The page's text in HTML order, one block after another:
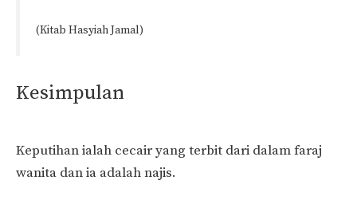
(Kitab Hasyiah Jamal)
Kesimpulan
Keputihan ialah cecair yang terbit dari dalam faraj
wanita dan ia adalah najis.